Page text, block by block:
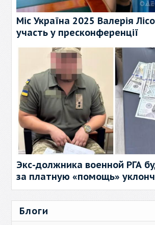
Міс Україна 2025 Валерія
участь у пресконференції
Экс-должника военной РГА
за платную «помощь»
Блоги